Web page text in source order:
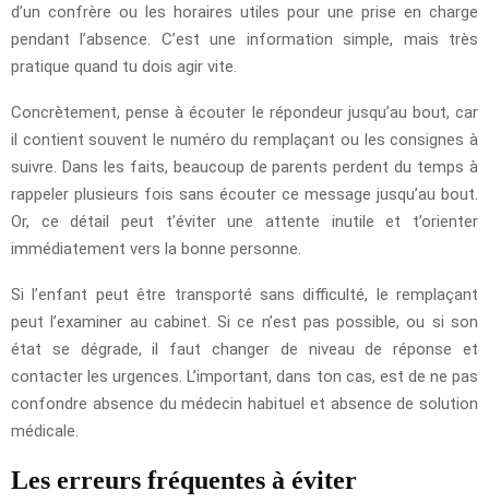
d’un confrère ou les horaires utiles pour une prise en charge
pendant l’absence. C’est une information simple, mais très
pratique quand tu dois agir vite.
Concrètement, pense à écouter le répondeur jusqu’au bout, car
il contient souvent le numéro du remplaçant ou les consignes à
suivre. Dans les faits, beaucoup de parents perdent du temps à
rappeler plusieurs fois sans écouter ce message jusqu’au bout.
Or, ce détail peut t’éviter une attente inutile et t’orienter
immédiatement vers la bonne personne.
Si l’enfant peut être transporté sans difficulté, le remplaçant
peut l’examiner au cabinet. Si ce n’est pas possible, ou si son
état se dégrade, il faut changer de niveau de réponse et
contacter les urgences. L’important, dans ton cas, est de ne pas
confondre absence du médecin habituel et absence de solution
médicale.
Les erreurs fréquentes à éviter